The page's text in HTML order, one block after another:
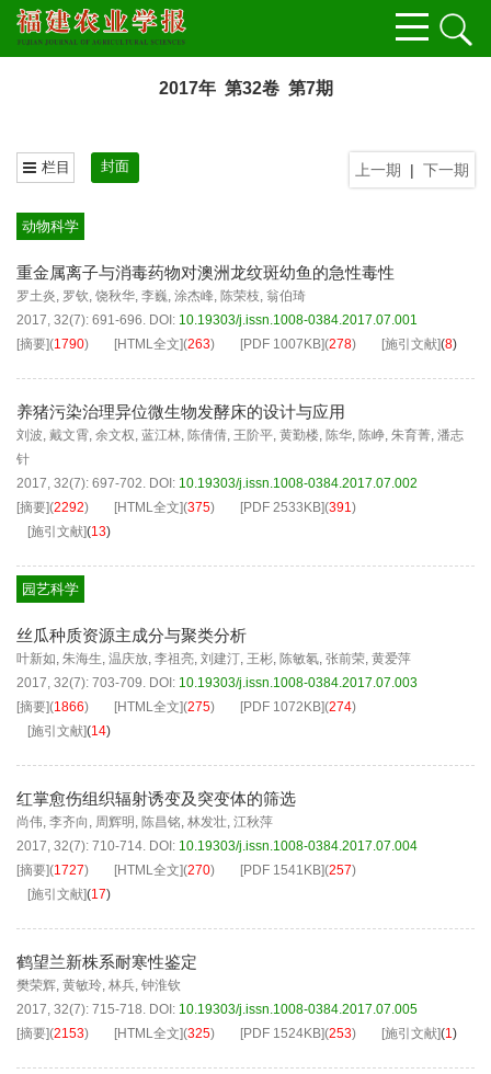
2017年 第32卷 第7期
上一期 | 下一期
栏目 封面
动物科学
重金属离子与消毒药物对澳洲龙纹斑幼鱼的急性毒性
罗土炎, 罗钦, 饶秋华, 李巍, 涂杰峰, 陈荣枝, 翁伯琦
2017, 32(7): 691-696. DOI: 10.19303/j.issn.1008-0384.2017.07.001
[摘要](1790) [HTML全文](263) [PDF 1007KB](278) [施引文献](8)
养猪污染治理异位微生物发酵床的设计与应用
刘波, 戴文霄, 余文权, 蓝江林, 陈倩倩, 王阶平, 黄勤楼, 陈华, 陈峥, 朱育菁, 潘志
针
2017, 32(7): 697-702. DOI: 10.19303/j.issn.1008-0384.2017.07.002
[摘要](2292) [HTML全文](375) [PDF 2533KB](391)
[施引文献](13)
园艺科学
丝瓜种质资源主成分与聚类分析
叶新如, 朱海生, 温庆放, 李祖亮, 刘建汀, 王彬, 陈敏氡, 张前荣, 黄爱萍
2017, 32(7): 703-709. DOI: 10.19303/j.issn.1008-0384.2017.07.003
[摘要](1866) [HTML全文](275) [PDF 1072KB](274)
[施引文献](14)
红掌愈伤组织辐射诱变及突变体的筛选
尚伟, 李齐向 , 周辉明 , 陈昌铭, 林发壮, 江秋萍
2017, 32(7): 710-714. DOI: 10.19303/j.issn.1008-0384.2017.07.004
[摘要](1727) [HTML全文](270) [PDF 1541KB](257)
[施引文献](17)
鹤望兰新株系耐寒性鉴定
樊荣辉, 黄敏玲, 林兵, 钟淮钦
2017, 32(7): 715-718. DOI: 10.19303/j.issn.1008-0384.2017.07.005
[摘要](2153) [HTML全文](325) [PDF 1524KB](253) [施引文献](1)